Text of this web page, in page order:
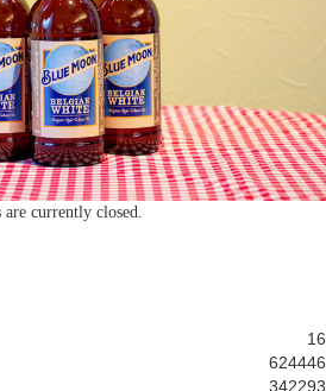
are currently closed.
16
624446
342293